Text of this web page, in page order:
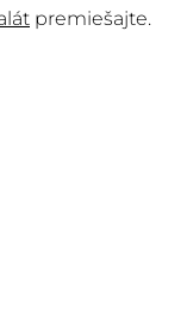
premiešajte.